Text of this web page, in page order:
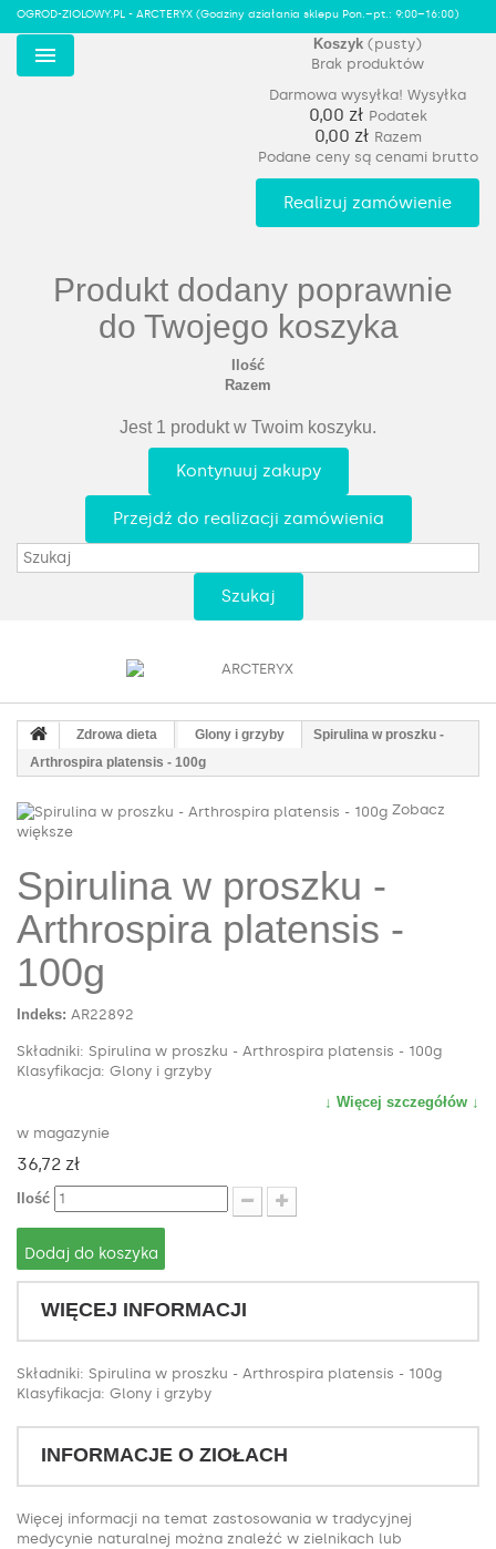
OGROD-ZIOLOWY.PL - ARCTERYX (Godziny działania sklepu Pon.–pt.: 9:00–16:00)
Menu
Koszyk (pusty)
Brak produktów
Darmowa wysyłka! Wysyłka
0,00 zł Podatek
0,00 zł Razem
Podane ceny są cenami brutto
Realizuj zamówienie
Produkt dodany poprawnie
do Twojego koszyka
Ilość
Razem
Jest 1 produkt w Twoim koszyku.
Kontynuuj zakupy
Przejdź do realizacji zamówienia
Szukaj
Zdrowa dieta Glony i grzyby
Spirulina w proszku -
Arthrospira platensis - 100g
Zobacz
większe
Spirulina w proszku -
Arthrospira platensis -
100g
Indeks: AR22892
Składniki: Spirulina w proszku - Arthrospira platensis - 100g
Klasyfikacja: Glony i grzyby
↓ Więcej szczegółów ↓
w magazynie
36,72 zł
Ilość
Dodaj do koszyka
WIĘCEJ INFORMACJI
Składniki: Spirulina w proszku - Arthrospira platensis - 100g
Klasyfikacja: Glony i grzyby
INFORMACJE O ZIOŁACH
Więcej informacji na temat zastosowania w tradycyjnej
medycynie naturalnej można znaleźć w zielnikach lub